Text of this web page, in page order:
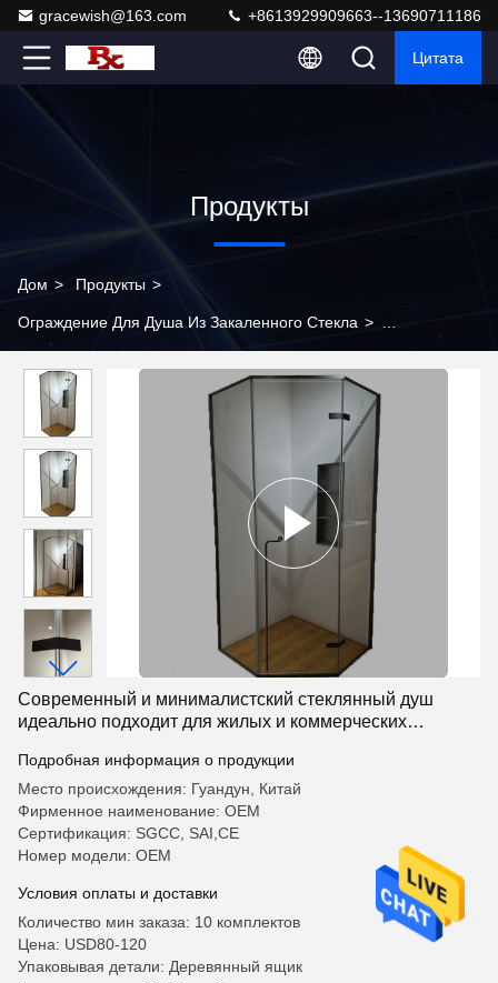
gracewish@163.com +8613929909663--13690711186
Цитата
Продукты
Дом > Продукты >
Ограждение Для Душа Из Закаленного Стекла >
подходит для жилых и коммерческих помещений
Современный и минималистский стеклянный душ
идеально подходит для жилых и коммерческих
Подробная информация о продукции
Место происхождения: Гуандун, Китай
Фирменное наименование: OEM
Сертификация: SGCC, SAI,CE
Номер модели: OEM
Условия оплаты и доставки
Количество мин заказа: 10 комплектов
Цена: USD80-120
Упаковывая детали: Деревянный ящик